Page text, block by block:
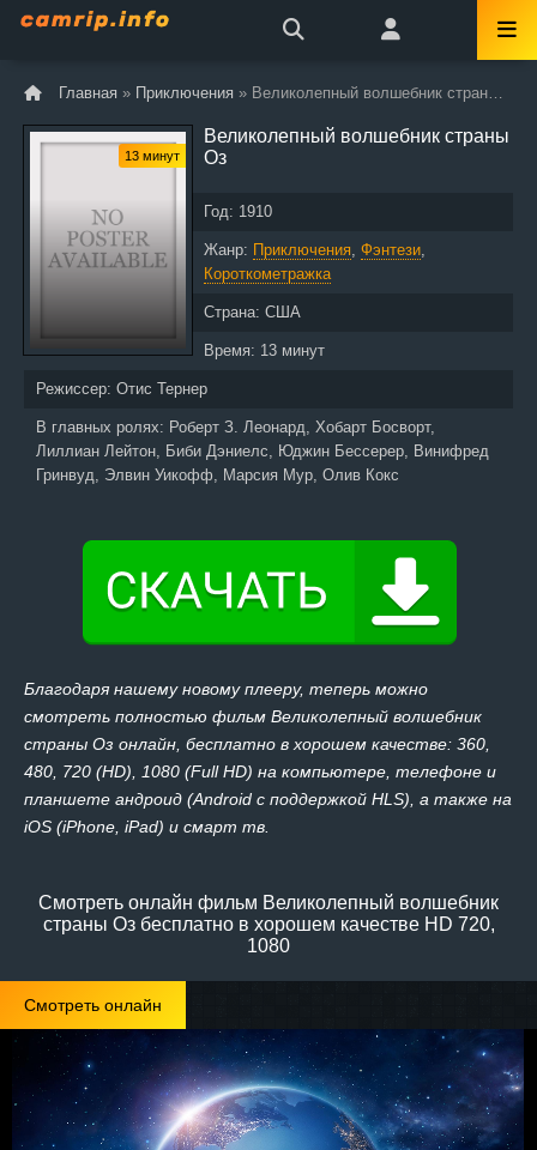
Главная » Приключения » Великолепный волшебник страны Оз
13 минут
Великолепный волшебник страны
Оз
Год: 1910
Жанр: Приключения, Фэнтези,
Короткометражка
Страна: США
Время: 13 минут
Режиссер: Отис Тернер
В главных ролях: Роберт З. Леонард, Хобарт Босворт,
Лиллиан Лейтон, Биби Дэниелс, Юджин Бессерер, Винифред
Гринвуд, Элвин Уикофф, Марсия Мур, Олив Кокс
Благодаря нашему новому плееру, теперь можно
смотреть полностью фильм Великолепный волшебник
страны Оз онлайн, бесплатно в хорошем качестве: 360,
480, 720 (HD), 1080 (Full HD) на компьютере, телефоне и
планшете андроид (Android с поддержкой HLS), а также на
iOS (iPhone, iPad) и смарт тв.
Смотреть онлайн фильм Великолепный волшебник
страны Оз бесплатно в хорошем качестве HD 720,
1080
Смотреть онлайн